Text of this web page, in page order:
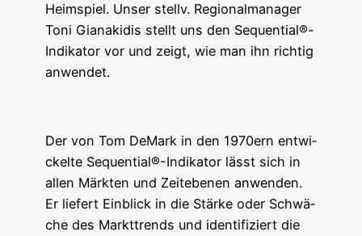
Heim­spiel. Unser stellv. Regio­nal­ma­na­ger
Toni Gia­na­ki­dis stellt uns den Sequential®-
Indikator vor und zeigt, wie man ihn rich­tig
anwendet.
Der von Tom DeMark in den 1970ern ent­wi­
ckel­te Sequential®-Indikator lässt sich in
allen Märk­ten und Zeit­ebe­nen anwen­den.
Er lie­fert Ein­blick in die Stär­ke oder Schwä­
che des Markt­trends und iden­ti­fi­ziert die